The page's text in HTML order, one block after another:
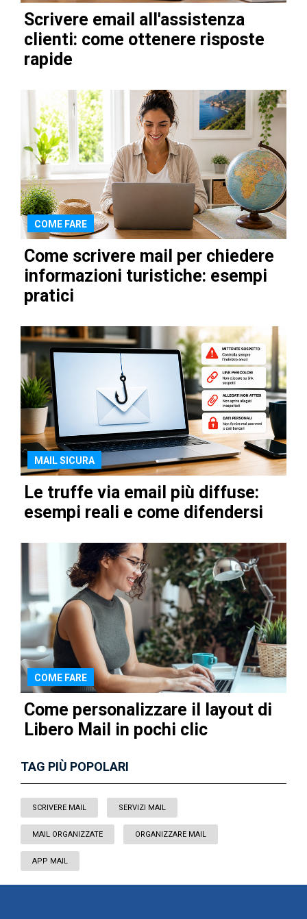
Scrivere email all'assistenza
clienti: come ottenere risposte
rapide
COME FARE
Come scrivere mail per chiedere
informazioni turistiche: esempi
pratici
MAIL SICURA
Le truffe via email più diffuse:
esempi reali e come difendersi
COME FARE
Come personalizzare il layout di
Libero Mail in pochi clic
TAG PIÙ POPOLARI
SCRIVERE MAIL SERVIZI MAIL
MAIL ORGANIZZATE ORGANIZZARE MAIL
APP MAIL